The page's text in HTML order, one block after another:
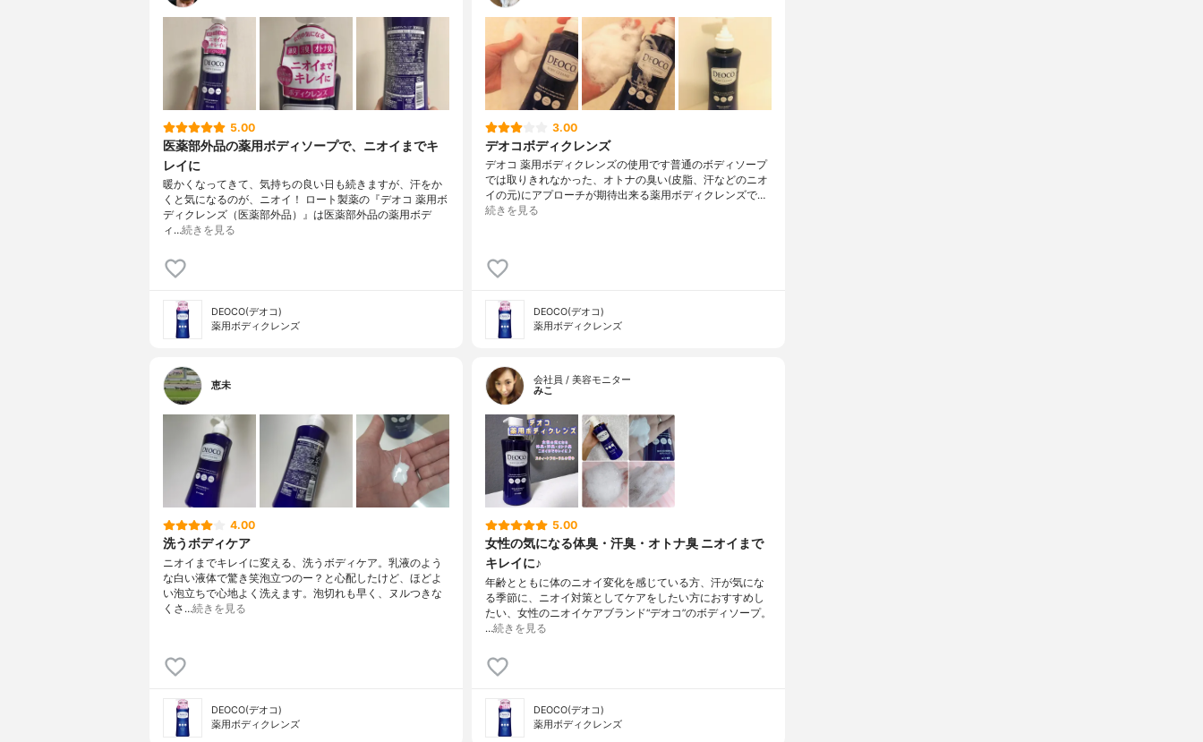
5.00
医薬部外品の薬用ボディソープで、ニオイまでキ
レイに
暖かくなってきて、気持ちの良い日も続きますが、汗をか
くと気になるのが、ニオイ！ ロート製薬の『デオコ 薬用ボ
ディクレンズ（医薬部外品）』は医薬部外品の薬用ボデ
ィ…続きを見る
DEOCO(デオコ)
薬用ボディクレンズ
3.00
デオコボディクレンズ
デオコ 薬用ボディクレンズの使用です普通のボディソープ
では取りきれなかった、オトナの臭い(皮脂、汗などのニオ
イの元)にアプローチが期待出来る薬用ボディクレンズで…
続きを見る
DEOCO(デオコ)
薬用ボディクレンズ
恵未
4.00
洗うボディケア
ニオイまでキレイに変える、洗うボディケア。乳液のよう
な白い液体で驚き笑泡立つのー？と心配したけど、ほどよ
い泡立ちで心地よく洗えます。泡切れも早く、ヌルつきな
くさ…続きを見る
DEOCO(デオコ)
薬用ボディクレンズ
会社員 / 美容モニター
みこ
5.00
女性の気になる体臭・汗臭・オトナ臭 ニオイまで
キレイに♪
年齢とともに体のニオイ変化を感じている方、汗が気にな
る季節に、ニオイ対策としてケアをしたい方におすすめし
たい、女性のニオイケアブランド“デオコ”のボディソープ。
…続きを見る
DEOCO(デオコ)
薬用ボディクレンズ